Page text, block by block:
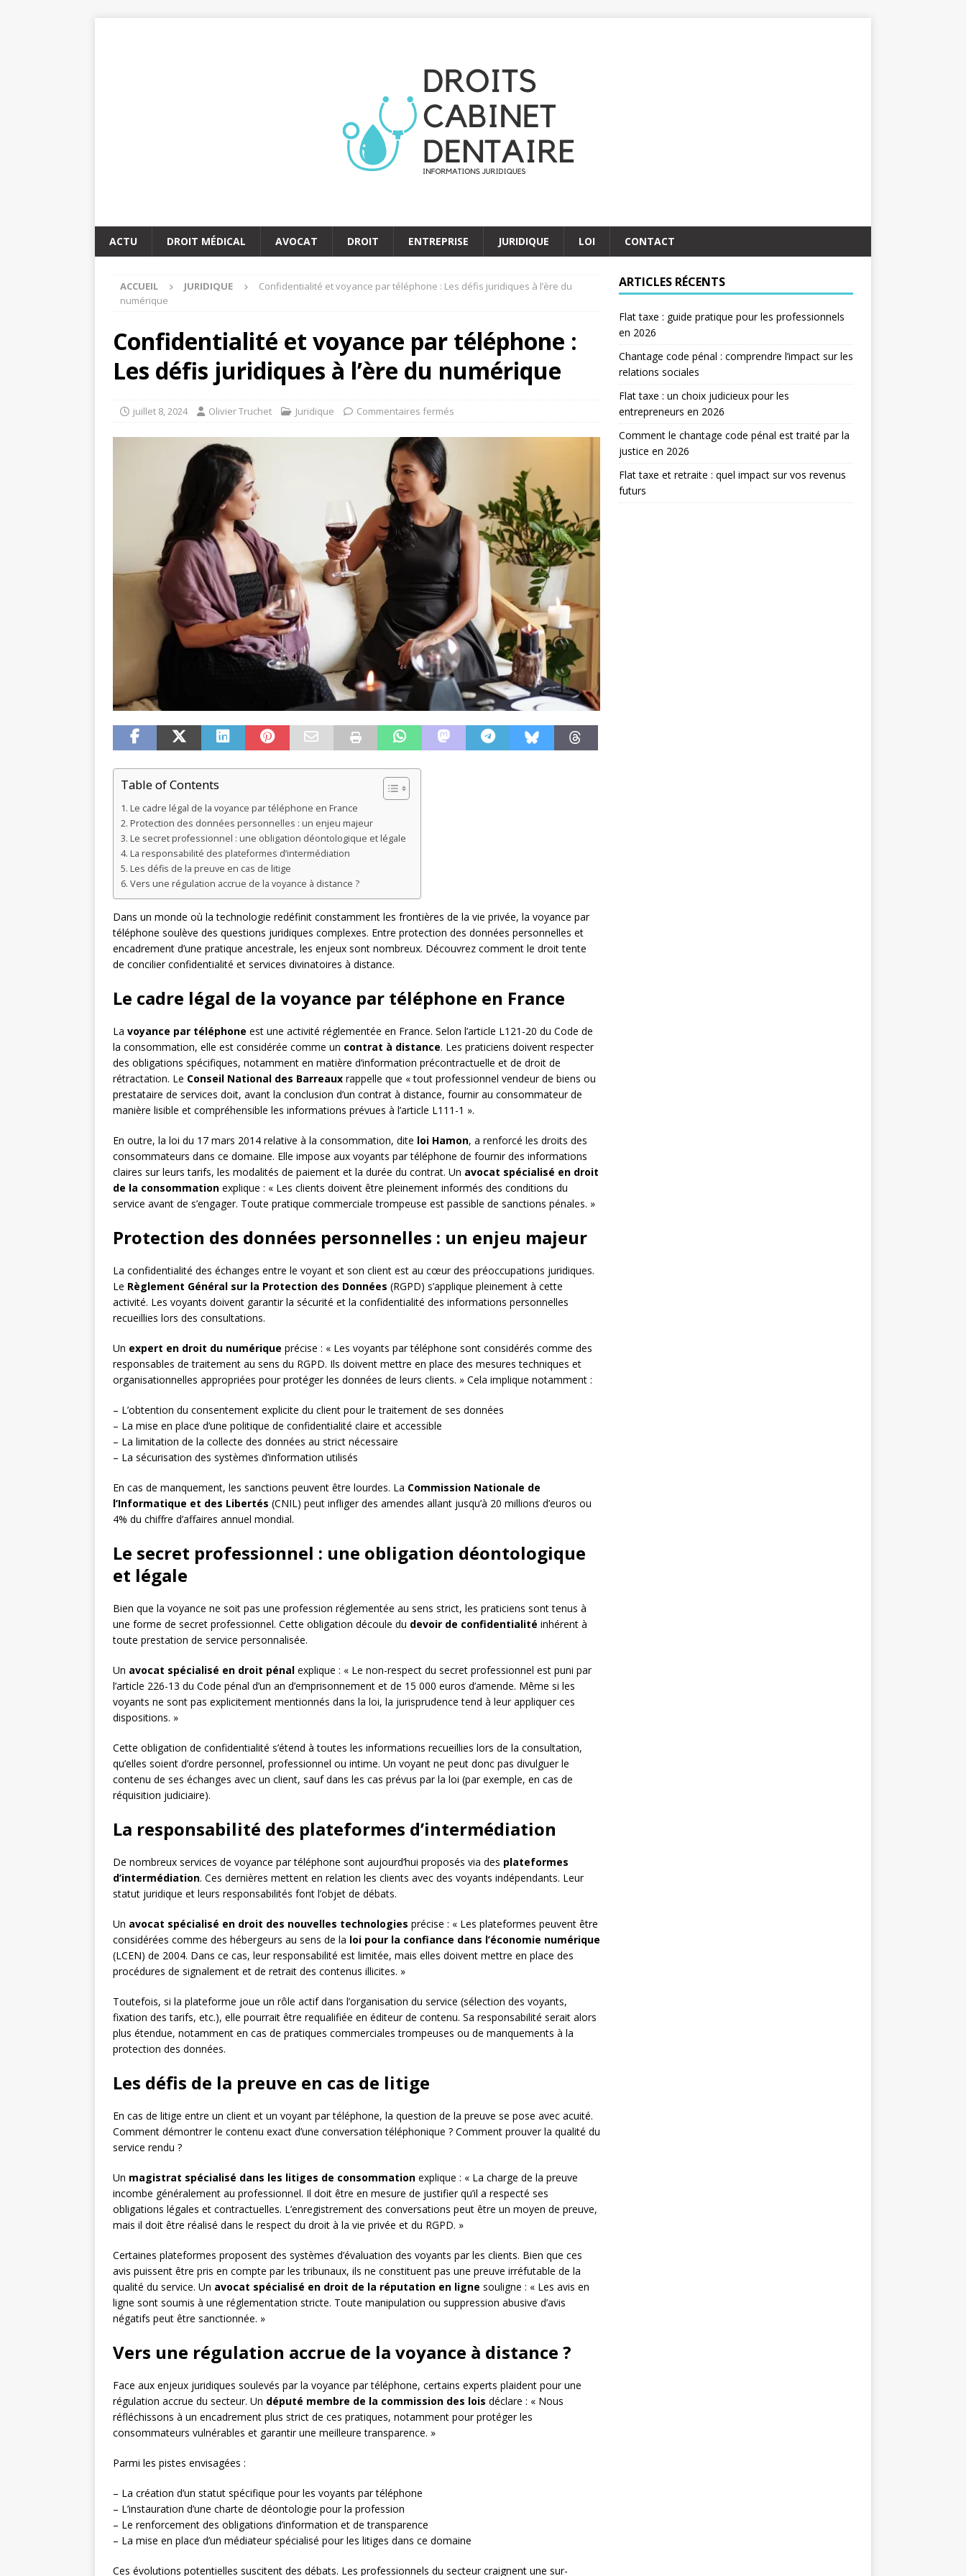
ACTU DROIT MÉDICAL AVOCAT DROIT ENTREPRISE JURIDIQUE LOI CONTACT
ACCUEIL JURIDIQUE
Confidentialité et voyance par téléphone : Les défis juridiques à l’ère du
numérique
Confidentialité et voyance par téléphone :
Les défis juridiques à l’ère du numérique
juillet 8, 2024 Olivier Truchet Juridique Commentaires fermés
Table of Contents
Le cadre légal de la voyance par téléphone en France
Protection des données personnelles : un enjeu majeur
Le secret professionnel : une obligation déontologique et légale
La responsabilité des plateformes d’intermédiation
Les défis de la preuve en cas de litige
Vers une régulation accrue de la voyance à distance ?
Dans un monde où la technologie redéfinit constamment les frontières de la vie privée, la voyance par
téléphone soulève des questions juridiques complexes. Entre protection des données personnelles et
encadrement d’une pratique ancestrale, les enjeux sont nombreux. Découvrez comment le droit tente
de concilier confidentialité et services divinatoires à distance.
Le cadre légal de la voyance par téléphone en France
La voyance par téléphone est une activité réglementée en France. Selon l’article L121-20 du Code de
la consommation, elle est considérée comme un contrat à distance. Les praticiens doivent respecter
des obligations spécifiques, notamment en matière d’information précontractuelle et de droit de
rétractation. Le Conseil National des Barreaux rappelle que « tout professionnel vendeur de biens ou
prestataire de services doit, avant la conclusion d’un contrat à distance, fournir au consommateur de
manière lisible et compréhensible les informations prévues à l’article L111-1 ».
En outre, la loi du 17 mars 2014 relative à la consommation, dite loi Hamon, a renforcé les droits des
consommateurs dans ce domaine. Elle impose aux voyants par téléphone de fournir des informations
claires sur leurs tarifs, les modalités de paiement et la durée du contrat. Un avocat spécialisé en droit
de la consommation explique : « Les clients doivent être pleinement informés des conditions du
service avant de s’engager. Toute pratique commerciale trompeuse est passible de sanctions pénales. »
Protection des données personnelles : un enjeu majeur
La confidentialité des échanges entre le voyant et son client est au cœur des préoccupations juridiques.
Le Règlement Général sur la Protection des Données (RGPD) s’applique pleinement à cette
activité. Les voyants doivent garantir la sécurité et la confidentialité des informations personnelles
recueillies lors des consultations.
Un expert en droit du numérique précise : « Les voyants par téléphone sont considérés comme des
responsables de traitement au sens du RGPD. Ils doivent mettre en place des mesures techniques et
organisationnelles appropriées pour protéger les données de leurs clients. » Cela implique notamment :
– L’obtention du consentement explicite du client pour le traitement de ses données
– La mise en place d’une politique de confidentialité claire et accessible
– La limitation de la collecte des données au strict nécessaire
– La sécurisation des systèmes d’information utilisés
En cas de manquement, les sanctions peuvent être lourdes. La Commission Nationale de
l’Informatique et des Libertés (CNIL) peut infliger des amendes allant jusqu’à 20 millions d’euros ou
4% du chiffre d’affaires annuel mondial.
Le secret professionnel : une obligation déontologique
et légale
Bien que la voyance ne soit pas une profession réglementée au sens strict, les praticiens sont tenus à
une forme de secret professionnel. Cette obligation découle du devoir de confidentialité inhérent à
toute prestation de service personnalisée.
Un avocat spécialisé en droit pénal explique : « Le non-respect du secret professionnel est puni par
l’article 226-13 du Code pénal d’un an d’emprisonnement et de 15 000 euros d’amende. Même si les
voyants ne sont pas explicitement mentionnés dans la loi, la jurisprudence tend à leur appliquer ces
dispositions. »
Cette obligation de confidentialité s’étend à toutes les informations recueillies lors de la consultation,
qu’elles soient d’ordre personnel, professionnel ou intime. Un voyant ne peut donc pas divulguer le
contenu de ses échanges avec un client, sauf dans les cas prévus par la loi (par exemple, en cas de
réquisition judiciaire).
La responsabilité des plateformes d’intermédiation
De nombreux services de voyance par téléphone sont aujourd’hui proposés via des plateformes
d’intermédiation. Ces dernières mettent en relation les clients avec des voyants indépendants. Leur
statut juridique et leurs responsabilités font l’objet de débats.
Un avocat spécialisé en droit des nouvelles technologies précise : « Les plateformes peuvent être
considérées comme des hébergeurs au sens de la loi pour la confiance dans l’économie numérique
(LCEN) de 2004. Dans ce cas, leur responsabilité est limitée, mais elles doivent mettre en place des
procédures de signalement et de retrait des contenus illicites. »
Toutefois, si la plateforme joue un rôle actif dans l’organisation du service (sélection des voyants,
fixation des tarifs, etc.), elle pourrait être requalifiée en éditeur de contenu. Sa responsabilité serait alors
plus étendue, notamment en cas de pratiques commerciales trompeuses ou de manquements à la
protection des données.
Les défis de la preuve en cas de litige
En cas de litige entre un client et un voyant par téléphone, la question de la preuve se pose avec acuité.
Comment démontrer le contenu exact d’une conversation téléphonique ? Comment prouver la qualité du
service rendu ?
Un magistrat spécialisé dans les litiges de consommation explique : « La charge de la preuve
incombe généralement au professionnel. Il doit être en mesure de justifier qu’il a respecté ses
obligations légales et contractuelles. L’enregistrement des conversations peut être un moyen de preuve,
mais il doit être réalisé dans le respect du droit à la vie privée et du RGPD. »
Certaines plateformes proposent des systèmes d’évaluation des voyants par les clients. Bien que ces
avis puissent être pris en compte par les tribunaux, ils ne constituent pas une preuve irréfutable de la
qualité du service. Un avocat spécialisé en droit de la réputation en ligne souligne : « Les avis en
ligne sont soumis à une réglementation stricte. Toute manipulation ou suppression abusive d’avis
négatifs peut être sanctionnée. »
Vers une régulation accrue de la voyance à distance ?
Face aux enjeux juridiques soulevés par la voyance par téléphone, certains experts plaident pour une
régulation accrue du secteur. Un député membre de la commission des lois déclare : « Nous
réfléchissons à un encadrement plus strict de ces pratiques, notamment pour protéger les
consommateurs vulnérables et garantir une meilleure transparence. »
Parmi les pistes envisagées :
– La création d’un statut spécifique pour les voyants par téléphone
– L’instauration d’une charte de déontologie pour la profession
– Le renforcement des obligations d’information et de transparence
– La mise en place d’un médiateur spécialisé pour les litiges dans ce domaine
Ces évolutions potentielles suscitent des débats. Les professionnels du secteur craignent une sur-
ARTICLES RÉCENTS
Flat taxe : guide pratique pour les professionnels
en 2026
Chantage code pénal : comprendre l’impact sur les
relations sociales
Flat taxe : un choix judicieux pour les
entrepreneurs en 2026
Comment le chantage code pénal est traité par la
justice en 2026
Flat taxe et retraite : quel impact sur vos revenus
futurs